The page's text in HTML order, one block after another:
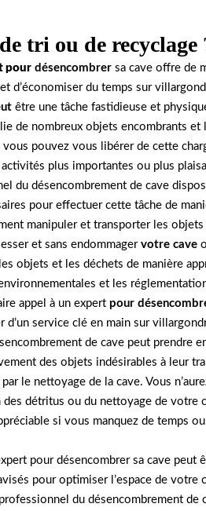
tri ou de recyclage
pour désencombrer sa cave offre de
d’économiser du temps sur
être une tâche fastidieuse et
de nombreux objets encombrants et
vous pouvez vous libérer de cette
activités plus importantes ou plus
du désencombrement de cave
pour effectuer cette tâche de
manipuler et transporter les
et sans endommager votre cave
objets et les déchets de manière
et les
appel à un expert pour
d’un service clé en main sur
de cave peut prendre
des objets indésirables à leur
le nettoyage de la cave. Vous
des détritus ou du nettoyage de votre
si vous manquez de temps
pour désencombrer sa cave peut
pour optimiser l’espace de votre
du désencombrement de